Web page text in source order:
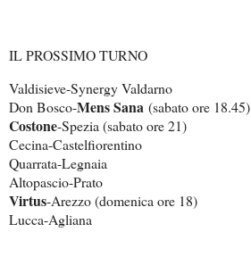
IL PROSSIMO TURNO
Valdisieve-Synergy Valdarno
Don Bosco-Mens Sana (sabato ore 18.45)
Costone-Spezia (sabato ore 21)
Cecina-Castelfiorentino
Quarrata-Legnaia
Altopascio-Prato
Virtus-Arezzo (domenica ore 18)
Lucca-Agliana